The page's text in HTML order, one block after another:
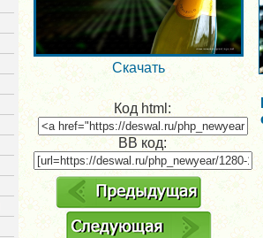
Скачать
Код html:
BB код: